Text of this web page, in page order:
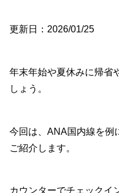
更新日：2026/01/25
年末年始や夏休みに帰省
しょう。
今回は、ANA国内線を例
ご紹介します。
カウンターでチェックイ